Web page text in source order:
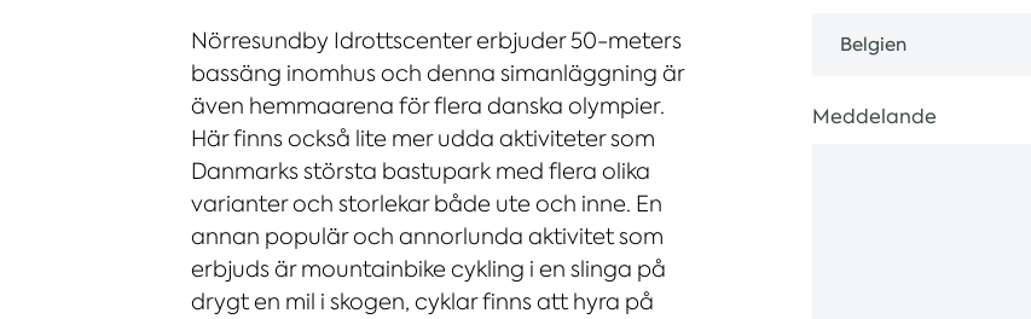
Meddelande
Nörresundby Idrottscenter erbjuder 50-meters
bassäng inomhus och denna simanläggning är
även hemmaarena för flera danska olympier.
Här finns också lite mer udda aktiviteter som
Danmarks största bastupark med flera olika
varianter och storlekar både ute och inne. En
annan populär och annorlunda aktivitet som
erbjuds är mountainbike cykling i en slinga på
drygt en mil i skogen, cyklar finns att hyra på